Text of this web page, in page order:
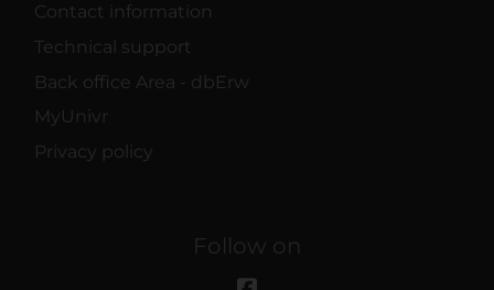
Contact information
Technical support
Back office Area - dbErw
MyUnivr
Privacy policy
Follow on